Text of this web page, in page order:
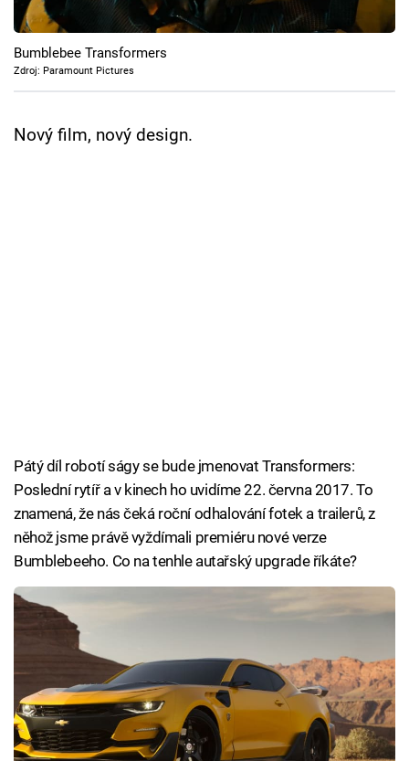
Cool Esport
Pořady
Bumblebee Transformers
Zdroj: Paramount Pictures
Nový film, nový design.
Pátý díl robotí ságy se bude jmenovat Transformers:
Poslední rytíř a v kinech ho uvidíme 22. června 2017. To
znamená, že nás čeká roční odhalování fotek a trailerů, z
něhož jsme právě vyždímali premiéru nové verze
Bumblebeeho. Co na tenhle autařský upgrade říkáte?